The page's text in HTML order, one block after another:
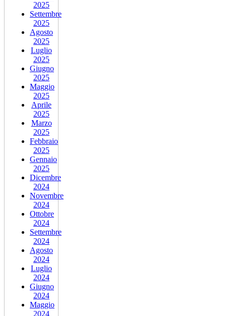
2025
Settembre
2025
Agosto
2025
Luglio
2025
Giugno
2025
Maggio
2025
Aprile
2025
Marzo
2025
Febbraio
2025
Gennaio
2025
Dicembre
2024
Novembre
2024
Ottobre
2024
Settembre
2024
Agosto
2024
Luglio
2024
Giugno
2024
Maggio
2024